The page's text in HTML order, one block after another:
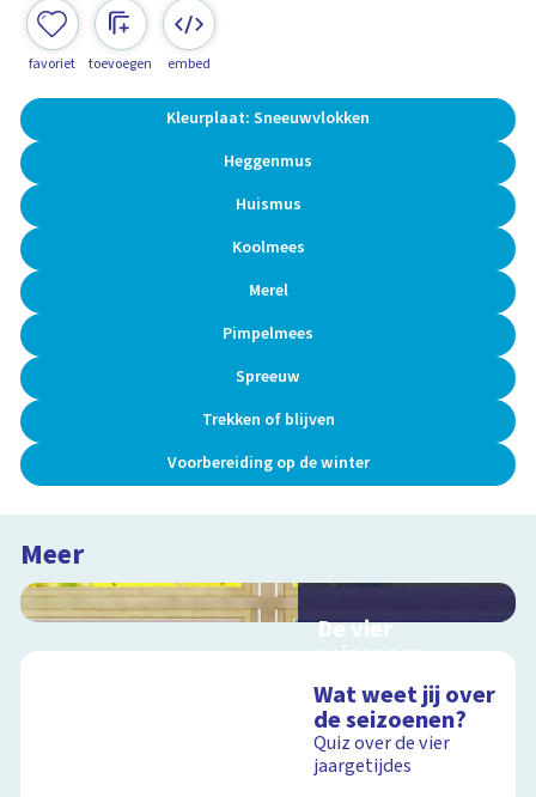
favoriet toevoegen embed
Kleurplaat: Sneeuwvlokken
Heggenmus
Huismus
Koolmees
Merel
Pimpelmees
Spreeuw
Trekken of blijven
Voorbereiding op de winter
Meer
De vier
seizoenen
schoolplaat over de
seizoenen
Wat weet jij over
de seizoenen?
Quiz over de vier
jaargetijdes